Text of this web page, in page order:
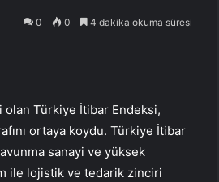
0 0 4 dakika okuma süresi
olan Türkiye İtibar Endeksi,
ortaya koydu. Türkiye İtibar
sanayi ve yüksek
ile lojistik ve tedarik zinciri